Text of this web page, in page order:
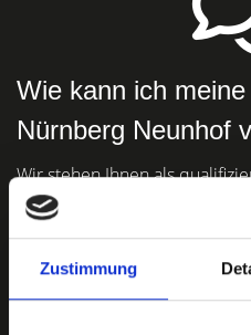
Zustimmung
Wie kann ich
Nürnberg Neunhof
Wir stehen Ihnen als
langjähriger Erfahrung zur
Immobilie professionell zu